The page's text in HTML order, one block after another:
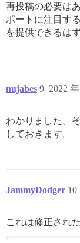
再投稿の必要は
ポートに注目す
を提供できるはず
nujabes 2022
9
わかりました。
しておきます。
JammyDodger 10
これは修正され